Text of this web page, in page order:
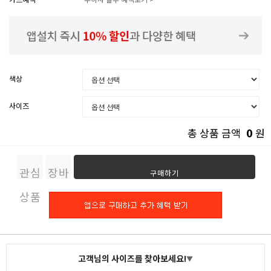
색상
사이즈
총 상품 금액 0 원
관심
상품
장바
구니
구매하기
고객님의 사이즈를 찾아보세요!▼